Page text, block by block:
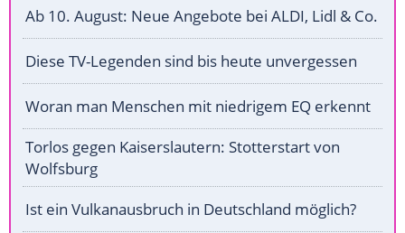
Ab 10. August: Neue Angebote bei ALDI, Lidl & Co.
Diese TV-Legenden sind bis heute unvergessen
Woran man Menschen mit niedrigem EQ erkennt
Torlos gegen Kaiserslautern: Stotterstart von
Wolfsburg
Ist ein Vulkanausbruch in Deutschland möglich?